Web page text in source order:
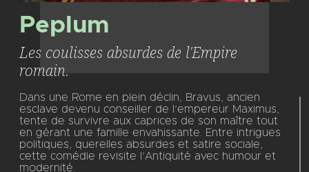
Peplum
Les coulisses absurdes de l'Empire
romain.
Dans une Rome en plein déclin, Bravus, ancien
esclave devenu conseiller de l’empereur Maximus,
tente de survivre aux caprices de son maître tout
en gérant une famille envahissante. Entre intrigues
politiques, querelles absurdes et satire sociale,
cette comédie revisite l’Antiquité avec humour et
modernité.